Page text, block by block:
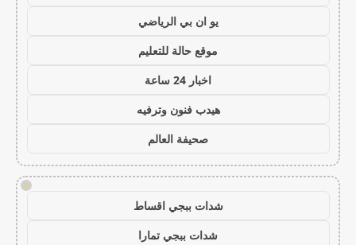
يو ان بي الرياضي
موقع حالة للتعليم
اخبار 24 ساعة
هيدب فنون وترفيه
صحيفة العالم
!
شدات ببجي اقساط
شدات ببجي تمارا